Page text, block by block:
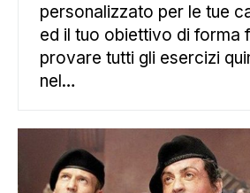
personalizzato per le tue
ed il tuo obiettivo di forma
provare tutti gli esercizi
nel…